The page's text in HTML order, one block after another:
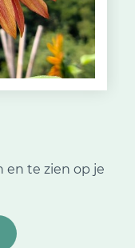
en te zien op je